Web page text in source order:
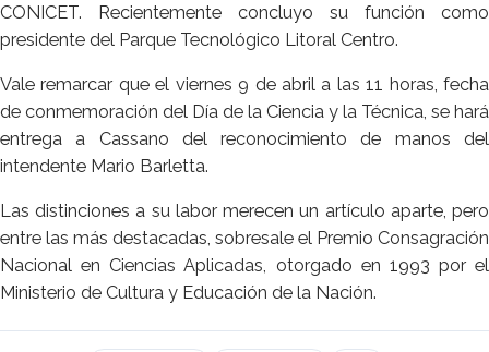
CONICET. Recientemente concluyo su función como
presidente del Parque Tecnológico Litoral Centro.
Vale remarcar que el viernes 9 de abril a las 11 horas, fecha
de conmemoración del Día de la Ciencia y la Técnica, se hará
entrega a Cassano del reconocimiento de manos del
intendente Mario Barletta.
Las distinciones a su labor merecen un artículo aparte, pero
entre las más destacadas, sobresale el Premio Consagración
Nacional en Ciencias Aplicadas, otorgado en 1993 por el
Ministerio de Cultura y Educación de la Nación.